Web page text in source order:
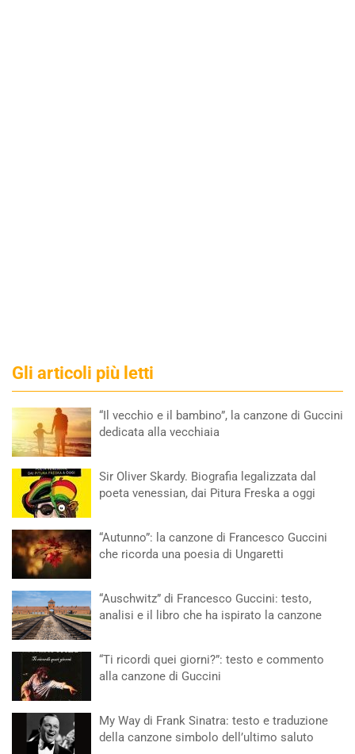
Gli articoli più letti
“Il vecchio e il bambino”, la canzone di Guccini
dedicata alla vecchiaia
Sir Oliver Skardy. Biografia legalizzata dal
poeta venessian, dai Pitura Freska a oggi
“Autunno”: la canzone di Francesco Guccini
che ricorda una poesia di Ungaretti
“Auschwitz” di Francesco Guccini: testo,
analisi e il libro che ha ispirato la canzone
“Ti ricordi quei giorni?”: testo e commento
alla canzone di Guccini
My Way di Frank Sinatra: testo e traduzione
della canzone simbolo dell’ultimo saluto